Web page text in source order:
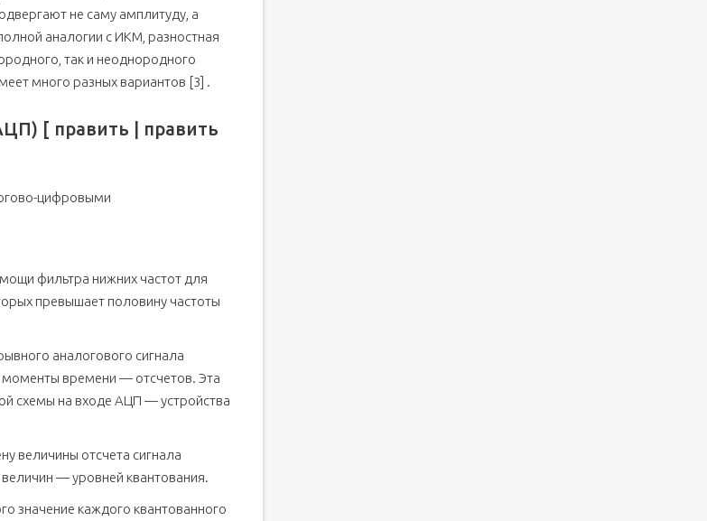
не саму амплитуду, а
аналогии с ИКМ, разностная
так и неоднородного
много разных вариантов [3] .
[ править | править
цифровыми
фильтра нижних частот для
превышает половину частоты
аналогового сигнала
моменты времени — отсчетов. Эта
схемы на входе АЦП — устройства
величины отсчета сигнала
— уровней квантования.
значение каждого квантованного